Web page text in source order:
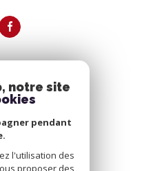
notre site
pendant
l'utilisation des
proposer des